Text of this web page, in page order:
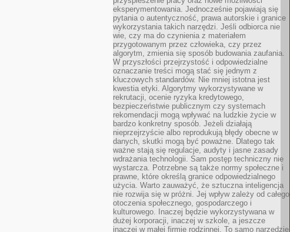
eksperymentowania. Jednocześnie pojawiają się
pytania o autentyczność, prawa autorskie i granice
wykorzystania takich narzędzi. Jeśli odbiorca nie
wie, czy ma do czynienia z materiałem
przygotowanym przez człowieka, czy przez
algorytm, zmienia się sposób budowania zaufania.
W przyszłości przejrzystość i odpowiedzialne
oznaczanie treści mogą stać się jednym z
kluczowych standardów. Nie mniej istotna jest
kwestia etyki. Algorytmy wykorzystywane w
rekrutacji, ocenie ryzyka kredytowego,
bezpieczeństwie publicznym czy systemach
rekomendacji mogą wpływać na ludzkie życie w
bardzo konkretny sposób. Jeżeli działają
nieprzejrzyście albo reprodukują błędy obecne w
danych, skutki mogą być poważne. Dlatego tak
ważne stają się regulacje, audyty i jasne zasady
wdrażania technologii. Sam postęp techniczny nie
wystarcza. Potrzebne są także normy społeczne i
prawne, które określą granice odpowiedzialnego
użycia. Warto zauważyć, że sztuczna inteligencja
nie rozwija się w próżni. Jej wpływ zależy od całego
otoczenia społecznego, gospodarczego i
kulturowego. Inaczej będzie wykorzystywana w
dużej korporacji, inaczej w szkole, a jeszcze
inaczej w małej firmie rodzinnej. To samo narzędzie